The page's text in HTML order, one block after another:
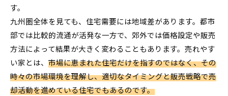
す。
九州圏全体を見ても、住宅需要には地域差があります。都市
部では比較的流通が活発な一方で、郊外では価格設定や販売
方法によって結果が大きく変わることもあります。売れやす
い家とは、 市場に恵まれた住宅だけを指すのではなく、その
時々の市場環境を理解し、適切なタイミングと販売戦略で売
却活動を進めている住宅でもあるのです。